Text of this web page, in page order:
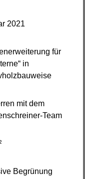
2021
für
in
mit dem
Team
Begrünung